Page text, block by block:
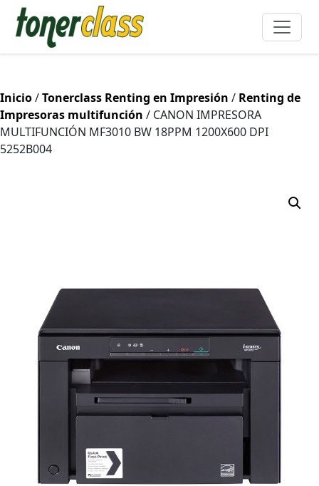
Inicio/Tonerclass Renting en Impresión / Renting de
Impresoras multifunción / CANON IMPRESORA
MULTIFUNCIÓN MF3010 BW 18PPM 1200X600 DPI
5252B004